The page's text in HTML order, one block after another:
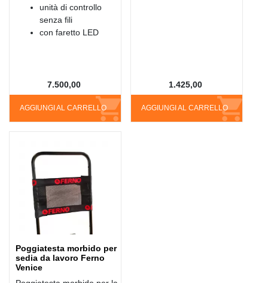
unità di controllo
senza fili
con faretto LED
AGGIUNGI AL CARRELLO
7.500,00
AGGIUNGI AL CARRELLO
1.425,00
Poggiatesta morbido per
sedia da lavoro Ferno
Venice